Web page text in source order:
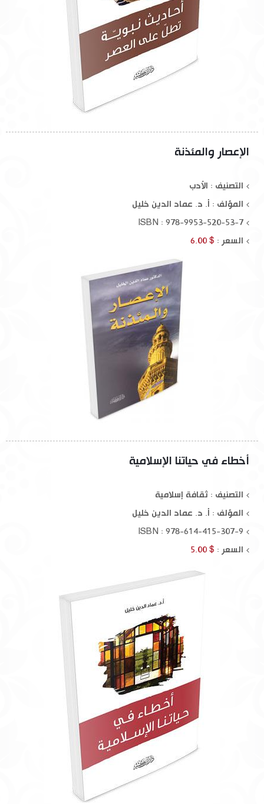
الإعصار والمئذنة
التصنيف : الأدب
المؤلف : أ. د. عماد الدين خليل
ISBN : 978-9953-520-53-7
السعر : $ 6.00
أخطاء في حياتنا الإسلامية
التصنيف : ثقافة إسلامية
المؤلف : أ. د. عماد الدين خليل
ISBN : 978-614-415-307-9
السعر : $ 5.00